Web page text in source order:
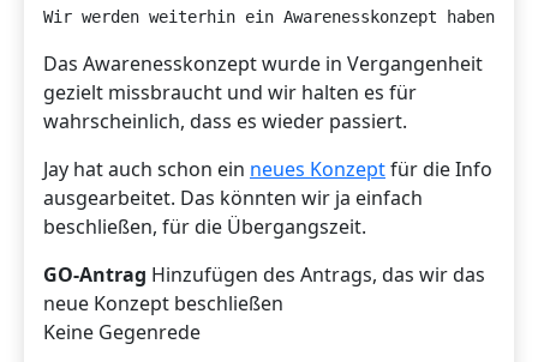
Wir werden weiterhin ein Awarenesskonzept
Das Awarenesskonzept wurde in Vergangenheit
gezielt missbraucht und wir halten es für
wahrscheinlich, dass es wieder passiert.
Jay hat auch schon ein neues Konzeptfür die Info
ausgearbeitet. Das könnten wir ja einfach
beschließen, für die Übergangszeit.
GO-Antrag Hinzufügen des Antrags, das wir das
neue Konzept beschließen
Keine Gegenrede